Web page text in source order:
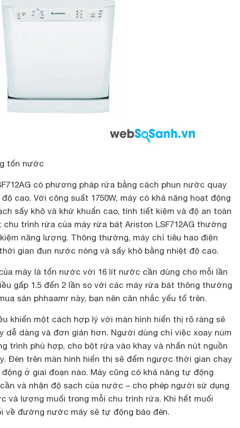
tốn nước
có phương pháp rửa bằng cách phun nước quay
cao. Với công suất 1750W, máy có khả năng hoạt động
sấy khô và khử khuẩn cao, tính tiết kiệm và độ an toàn
trình rửa của máy rửa bát Ariston LSF712AG thường
năng lượng. Thông thường, máy chỉ tiêu hao điện
gian đun nước nóng và sấy khô bằng nhiệt độ cao.
máy là tốn nước với 16 lít nước cần dùng cho mỗi lần
gấp 1.5 đến 2 lần so với các máy rửa bát thông thường
sản phhaamr này, bạn nên cân nhắc yếu tố trên.
khiển một cách hợp lý với màn hình hiển thị rõ ràng sẽ
dễ dàng và đơn giản hơn. Người dùng chỉ việc xoay núm
trình phù hợp, cho bột rửa vào khay và nhấn nút nguồn
Đèn trên màn hình hiển thị sẽ đếm ngược thời gian chạy
ở giai đoạn nào. Máy cũng có khả năng tự động
và nhận độ sạch của nước – cho phép người sử dụng
và lượng muối trong mỗi chu trình rửa. Khi hết muối
về đường nước máy sẽ tự động báo đèn.